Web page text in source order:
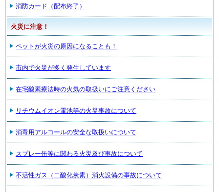
消防カード（配布終了）
火災に注意！
ペットが火災の原因になることも！
市内で火災が多く発生しています
在宅酸素療法時の火気の取扱いにご注意ください
リチウムイオン電池等の火災事故について
消毒用アルコールの安全な取扱いについて
スプレー缶等に関わる火災及び事故について
不活性ガス（二酸化炭素）消火設備の事故について